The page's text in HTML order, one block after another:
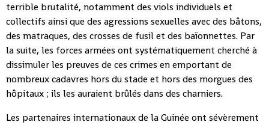
terrible brutalité, notamment des viols individuels et
collectifs ainsi que des agressions sexuelles avec des bâtons,
des matraques, des crosses de fusil et des baïonnettes. Par
la suite, les forces armées ont systématiquement cherché à
dissimuler les preuves de ces crimes en emportant de
nombreux cadavres hors du stade et hors des morgues des
hôpitaux ; ils les auraient brûlés dans des charniers.
Les partenaires internationaux de la Guinée ont sévèrement